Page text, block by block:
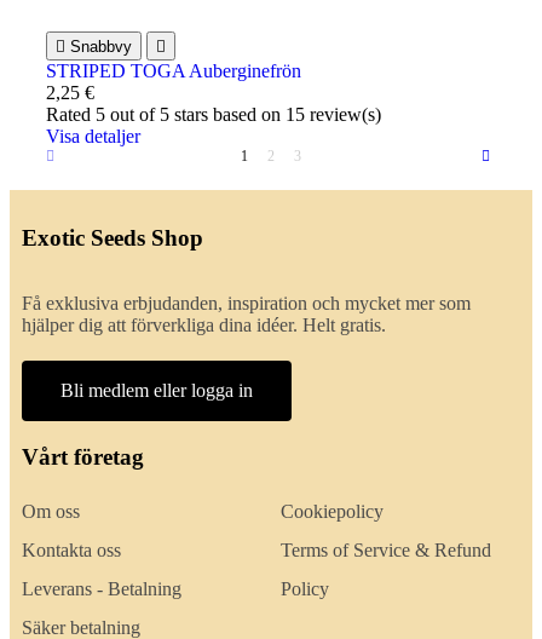
 Snabbvy 
STRIPED TOGA Auberginefrön
2,25 €
Rated 5 out of 5 stars based on 15 review(s)
Visa detaljer
1 2 3
Exotic Seeds Shop
Få exklusiva erbjudanden, inspiration och mycket mer som
hjälper dig att förverkliga dina idéer. Helt gratis.
Bli medlem eller logga in
Vårt företag
Om oss
Kontakta oss
Leverans - Betalning
Säker betalning
Cookiepolicy
Terms of Service & Refund
Policy